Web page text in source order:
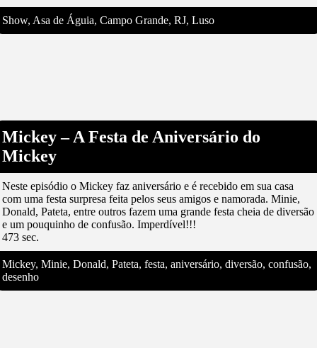
Show, Asa de Águia, Campo Grande, RJ, Luso
Mickey – A Festa de Aniversário do
Mickey
Neste episódio o Mickey faz aniversário e é recebido em sua casa
com uma festa surpresa feita pelos seus amigos e namorada. Minie,
Donald, Pateta, entre outros fazem uma grande festa cheia de diversão
e um pouquinho de confusão. Imperdível!!!
473 sec.
Mickey, Minie, Donald, Pateta, festa, aniversário, diversão, confusão,
desenho